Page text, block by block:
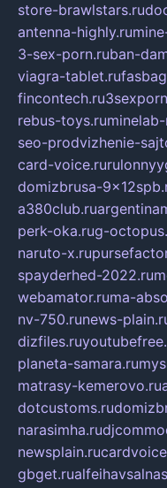
store-brawlstars.ru
antenna-highly.ru
3-sex-porn.ruban-
viagra-tablet.ru
fincontech.ru
rebus-toys.ru
seo-prodvizhenie-
card-voice.ru
domizbrusa-
a380club.ru
perk-oka.rug-
naruto-x.ru
spayderhed-2022.ru
webamator.ruma-
nv-750.runews-
dizfiles.ru
planeta-samara.ru
matrasy-kemerovo.ru
dotcustoms.ru
narasimha.ru
newsplain.ru
gbget.ru